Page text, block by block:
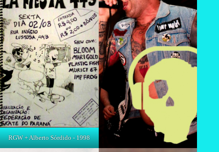
RGW + Alberto Sórdido - 1998